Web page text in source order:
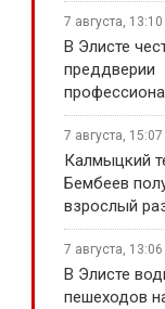
7 августа, 13:10
В Элисте
преддверии
7 августа, 15:07
Калмыцкий
Бембеев
взрослый
7 августа, 13:06
В Элисте
пешеходов